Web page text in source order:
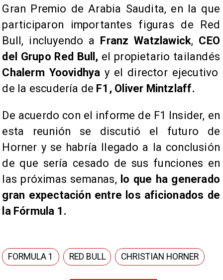
Gran Premio de Arabia Saudita, en la que
participaron importantes figuras de Red
Bull, incluyendo a
Franz Watzlawick, CEO
del Grupo Red Bull, el propietario tailandés
Chalerm Yoovidhya y el director ejecutivo
de la escudería de F1, Oliver Mintzlaff.
De acuerdo con el informe de F1 Insider, en
esta reunión se discutió el futuro de
Horner y se habría llegado a la conclusión
de que sería cesado de sus funciones en
las próximas semanas, lo que ha generado
gran expectación entre los aficionados de
la Fórmula 1.
FORMULA 1 RED BULL CHRISTIAN HORNER